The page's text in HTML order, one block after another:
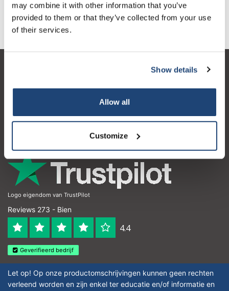
may combine it with other information that you’ve
provided to them or that they’ve collected from your use
of their services.
Show details
Allow all
Customize
Información
Mi cuenta
Logo eigendom van TrustPilot
Reviews 273 - Bien
4.4
Geverifieerd bedrijf
Let op! Op onze productomschrijvingen kunnen geen rechten
verleend worden en zijn enkel ter educatie en/of informatie en